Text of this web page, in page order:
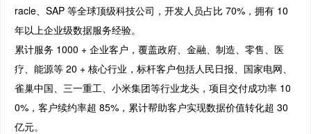
racle、SAP 等全球顶级科技公司，开发人员占比 70%，拥有 10
年以上企业级数据服务经验。
累计服务 1000 + 企业客户，覆盖政府、金融、制造、零售、医
疗、能源等 20 + 核心行业，标杆客户包括人民日报、国家电网、
雀巢中国、三一重工、小米集团等行业龙头，项目交付成功率 10
0%，客户续约率超 85%，累计帮助客户实现数据价值转化超 30
亿元。